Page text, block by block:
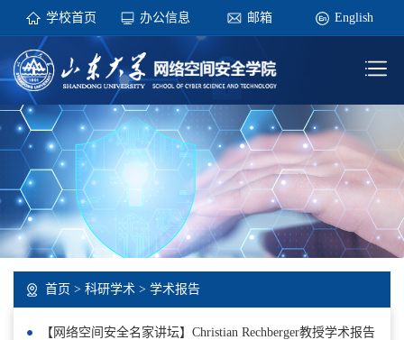
学校首页 办公信息 邮箱 English
首页 > 科研学术 > 学术报告
【网络空间安全名家讲坛】Christian Rechberger教授学术报告